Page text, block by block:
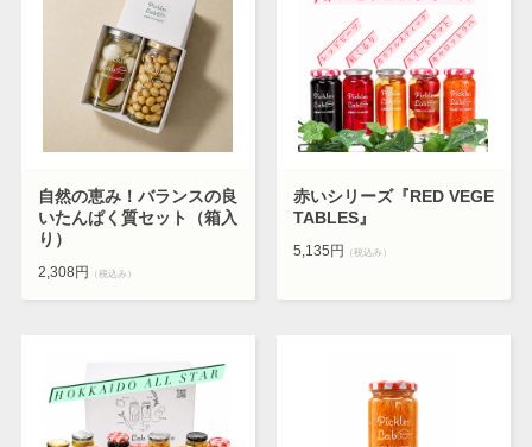
自然の恵み！バランスの良
いたんぱく質セット（箱入
り）
2,308円 （税込み）
赤いシリーズ『RED VEGE
TABLES』
5,135円 （税込み）